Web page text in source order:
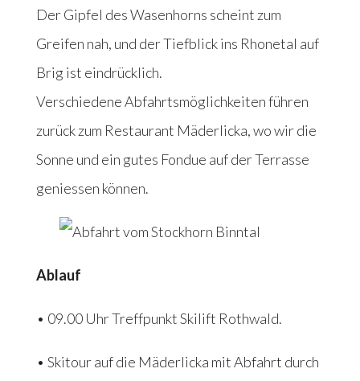
Der Gipfel des Wasenhorns scheint zum
Greifen nah, und der Tiefblick ins Rhonetal auf
Brig ist eindrücklich.
Verschiedene Abfahrtsmöglichkeiten führen
zurück zum Restaurant Mäderlicka, wo wir die
Sonne und ein gutes Fondue auf der Terrasse
geniessen können.
Ablauf
• 09.00 Uhr Treffpunkt Skilift Rothwald.
• Skitour auf die Mäderlicka mit Abfahrt durch